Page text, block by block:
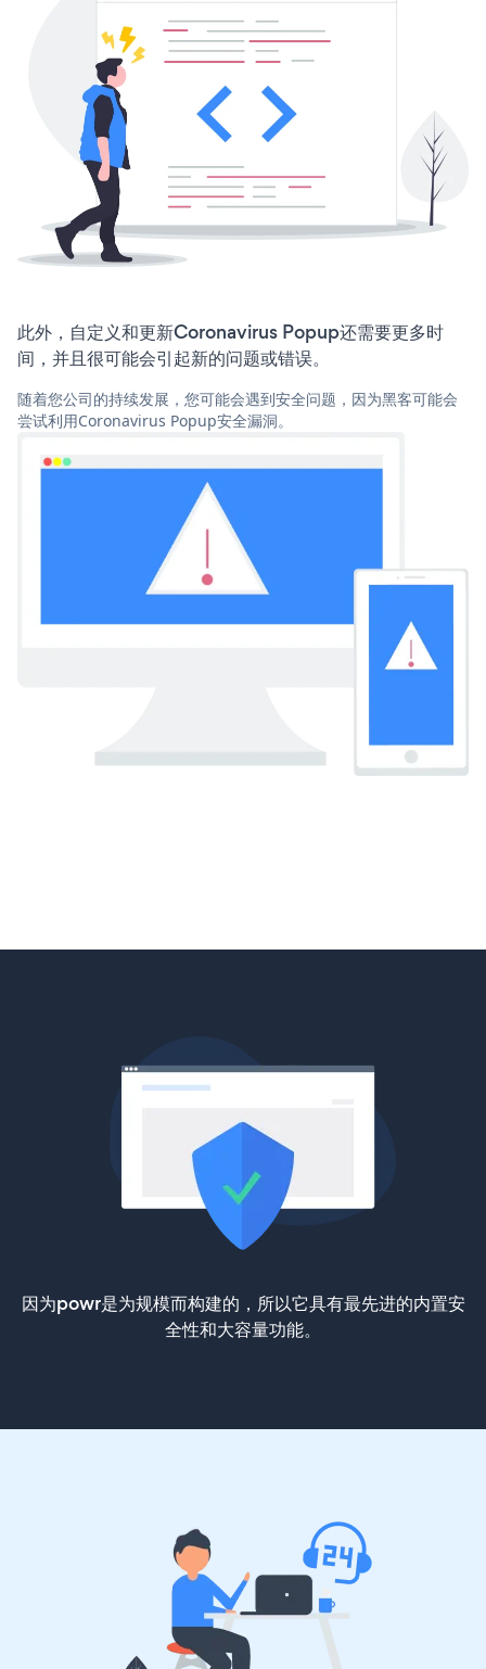
此外，自定义和更新Coronavirus Popup还需要更多时
间，并且很可能会引起新的问题或错误。
随着您公司的持续发展，您可能会遇到安全问题，因为黑客可能会
尝试利用Coronavirus Popup安全漏洞。
因为powr是为规模而构建的，所以它具有最先进的内置安
全性和大容量功能。